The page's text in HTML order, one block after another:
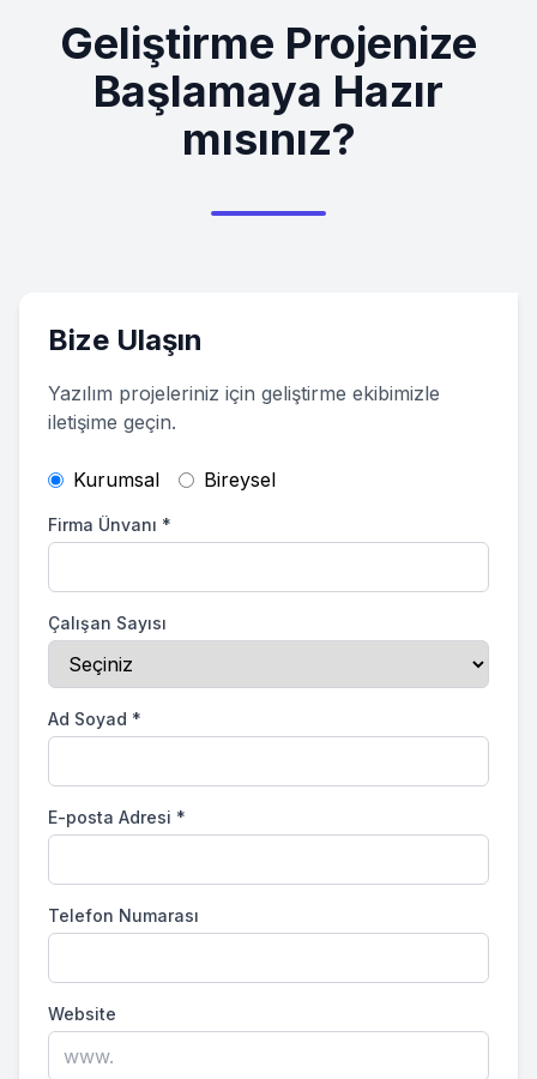
Geliştirme Projenize
Başlamaya Hazır
mısınız?
Bize Ulaşın
Yazılım projeleriniz için geliştirme ekibimizle
iletişime geçin.
Kurumsal Bireysel
Firma Ünvanı *
Çalışan Sayısı
Ad Soyad *
E-posta Adresi *
Telefon Numarası
Website